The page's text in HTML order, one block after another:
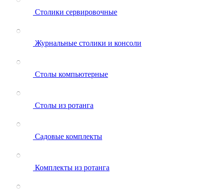
Столики сервировочные
Журнальные столики и консоли
Столы компьютерные
Столы из ротанга
Садовые комплекты
Комплекты из ротанга